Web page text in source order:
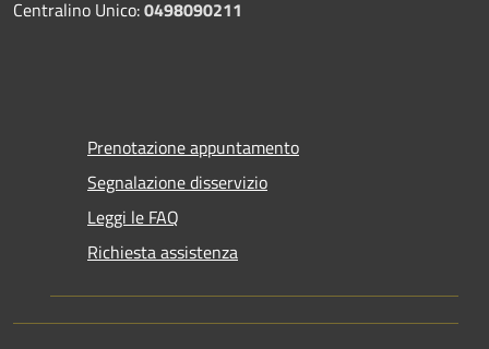
Centralino Unico:0498090211
Prenotazione appuntamento
Segnalazione disservizio
Leggi le FAQ
Richiesta assistenza